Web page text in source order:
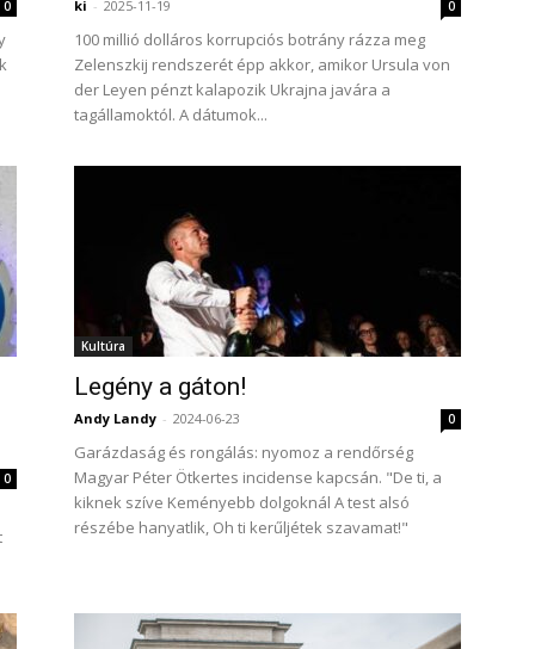
0 ki - 2025-11-19 0
100 millió dolláros korrupciós botrány rázza meg
Zelenszkij rendszerét épp akkor, amikor Ursula von
der Leyen pénzt kalapozik Ukrajna javára a
tagállamoktól. A dátumok...
0
Kultúra
Legény a gáton!
Andy Landy - 2024-06-23 0
Garázdaság és rongálás: nyomoz a rendőrség
Magyar Péter Ötkertes incidense kapcsán. "De ti, a
kiknek szíve Keményebb dolgoknál A test alsó
részébe hanyatlik, Oh ti kerűljétek szavamat!"